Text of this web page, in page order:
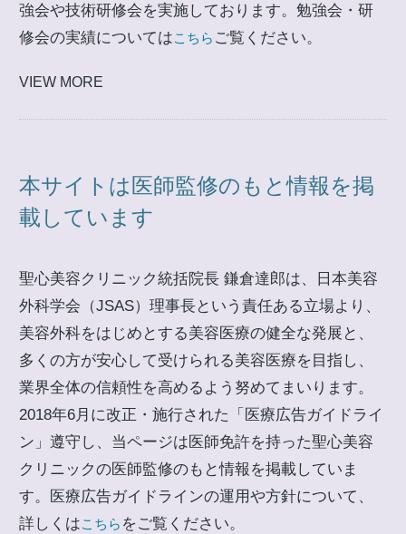
強会や技術研修会を実施しております。勉強会・研
修会の実績についてはこちら ご覧ください。
VIEW MORE
本サイトは医師監修のもと情報を掲
載しています
聖心美容クリニック統括院長 鎌倉達郎は、日本美容
外科学会（JSAS）理事長という責任ある立場より、
美容外科をはじめとする美容医療の健全な発展と、
多くの方が安心して受けられる美容医療を目指し、
業界全体の信頼性を高めるよう努めてまいります。
2018年6月に改正・施行された「医療広告ガイドライ
ン」遵守し、当ページは医師免許を持った聖心美容
クリニックの医師監修のもと情報を掲載していま
す。医療広告ガイドラインの運用や方針について、
詳しくはこちら をご覧ください。